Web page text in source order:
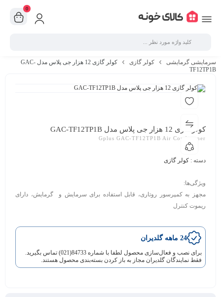
0
سرمایشی گرمایشی کولر گازی
کولر گازی 12 هزار جی پلاس مدل GAC-
TF12TP1B
کولر گازی 12 هزار جی پلاس مدل GAC-TF12TP1B
Gplus GAC-TF12TP1B Air Conditioner
دسته : کولر گازی
ویژگی‌ها:
مجهز به کمپرسور روتاری، قابل استفاده برای سرمایش و گرمایش، دارای
ریموت کنترل
24 ماهه گلدیران
برای نصب و فعال‌سازی محصول لطفا با شماره 84733(021) تماس بگیرید.
فقط نمایندگان گلدیران مجاز به باز کردن بسته‌بندی محصول هستند.